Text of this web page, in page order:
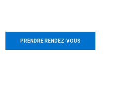
PRENDRE RENDEZ-VOUS